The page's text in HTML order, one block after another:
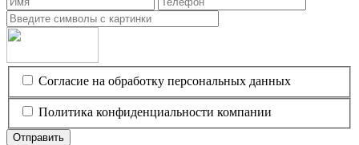
Согласие на обработку персональных данных
Политика конфиденциальности компании
Отправить